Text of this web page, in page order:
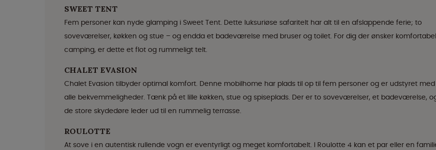
SWEET TENT
Fem personer kan nyde glamping i Sweet Tent. Dette luksuriøse safaritelt har alt til en afslappende ferie; to
soveværelser, køkken og stue – og endda et badeværelse med bruser og toilet. For dig der ønsker komfortabel
camping, er dette et flot og rummeligt telt.
CHALET EVASION
Chalet Evasion tilbyder optimal komfort. Denne mobilhome har plads til op til fem personer og er udstyret med
alle bekvemmeligheder. Tænk på et lille køkken, stue og spiseplads. Der er to soveværelser, et badeværelse,
de store skydedøre leder ud til en rummelig terrasse.
ROULOTTE
At sove i en autentisk rullende vogn er eventyrligt og meget komfortabelt. I Roulotte 4 kan et par eller en